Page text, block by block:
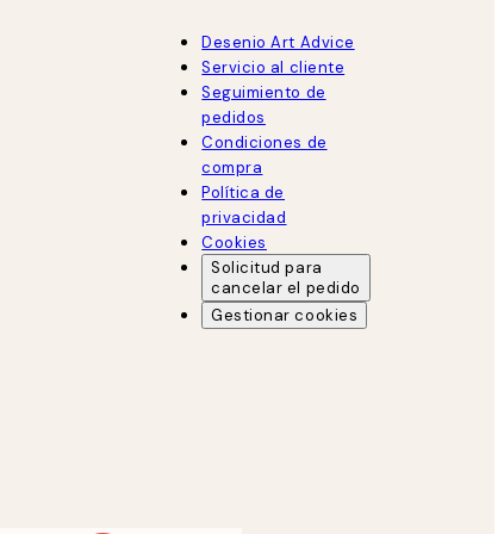
Desenio Art Advice
Servicio al cliente
Seguimiento de
pedidos
Condiciones de
compra
Política de
privacidad
Cookies
Solicitud para
cancelar el pedido
Gestionar cookies